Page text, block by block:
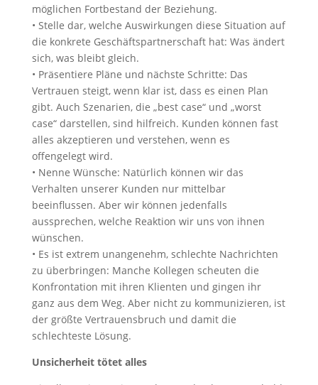
möglichen Fortbestand der Beziehung.
• Stelle dar, welche Auswirkungen diese Situation auf
die konkrete Geschäftspartnerschaft hat: Was ändert
sich, was bleibt gleich.
• Präsentiere Pläne und nächste Schritte: Das
Vertrauen steigt, wenn klar ist, dass es einen Plan
gibt. Auch Szenarien, die „best case“ und „worst
case“ darstellen, sind hilfreich. Kunden können fast
alles akzeptieren und verstehen, wenn es
offengelegt wird.
• Nenne Wünsche: Natürlich können wir das
Verhalten unserer Kunden nur mittelbar
beeinflussen. Aber wir können jedenfalls
aussprechen, welche Reaktion wir uns von ihnen
wünschen.
• Es ist extrem unangenehm, schlechte Nachrichten
zu überbringen: Manche Kollegen scheuten die
Konfrontation mit ihren Klienten und gingen ihr
ganz aus dem Weg. Aber nicht zu kommunizieren, ist
der größte Vertrauensbruch und damit die
schlechteste Lösung.
Unsicherheit tötet alles